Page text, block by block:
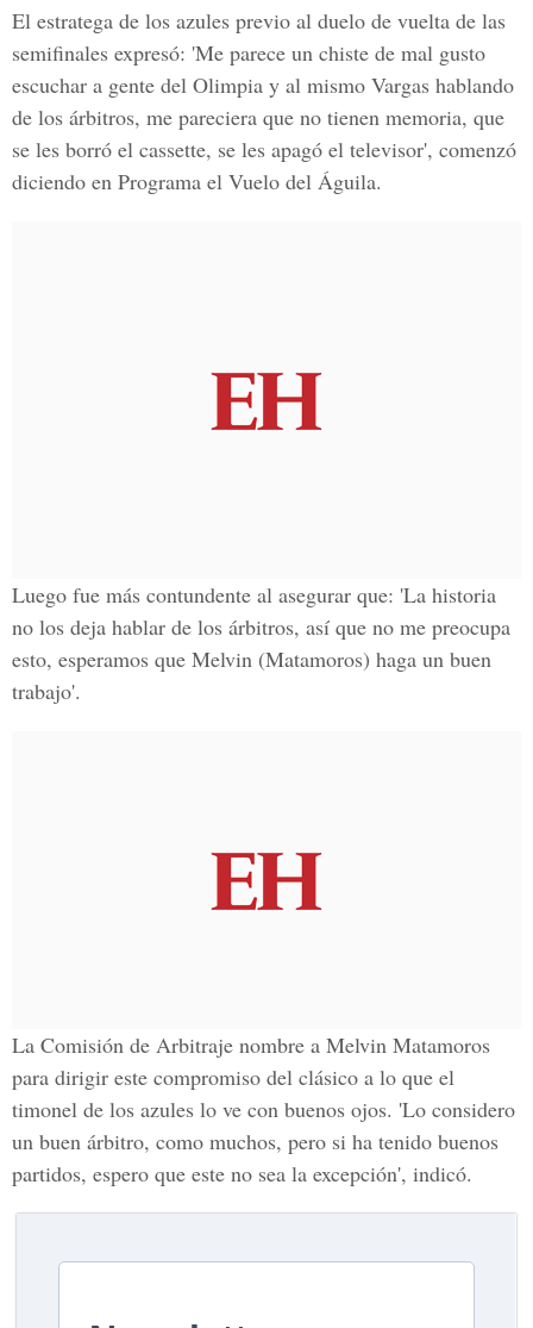
El estratega de los azules previo al duelo de vuelta de las
semifinales expresó: 'Me parece un chiste de mal gusto
escuchar a gente del Olimpia y al mismo Vargas hablando
de los árbitros, me pareciera que no tienen memoria, que
se les borró el cassette, se les apagó el televisor', comenzó
diciendo en Programa el Vuelo del Águila.
Luego fue más contundente al asegurar que: 'La historia
no los deja hablar de los árbitros, así que no me preocupa
esto, esperamos que Melvin (Matamoros) haga un buen
trabajo'.
La Comisión de Arbitraje nombre a Melvin Matamoros
para dirigir este compromiso del clásico a lo que el
timonel de los azules lo ve con buenos ojos. 'Lo considero
un buen árbitro, como muchos, pero si ha tenido buenos
partidos, espero que este no sea la excepción', indicó.